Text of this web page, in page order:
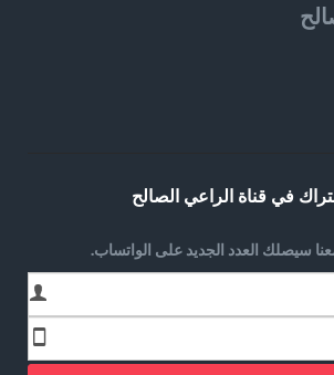
في قناة الراعي الصالح
سيصلك العدد الجديد على الواتساب.